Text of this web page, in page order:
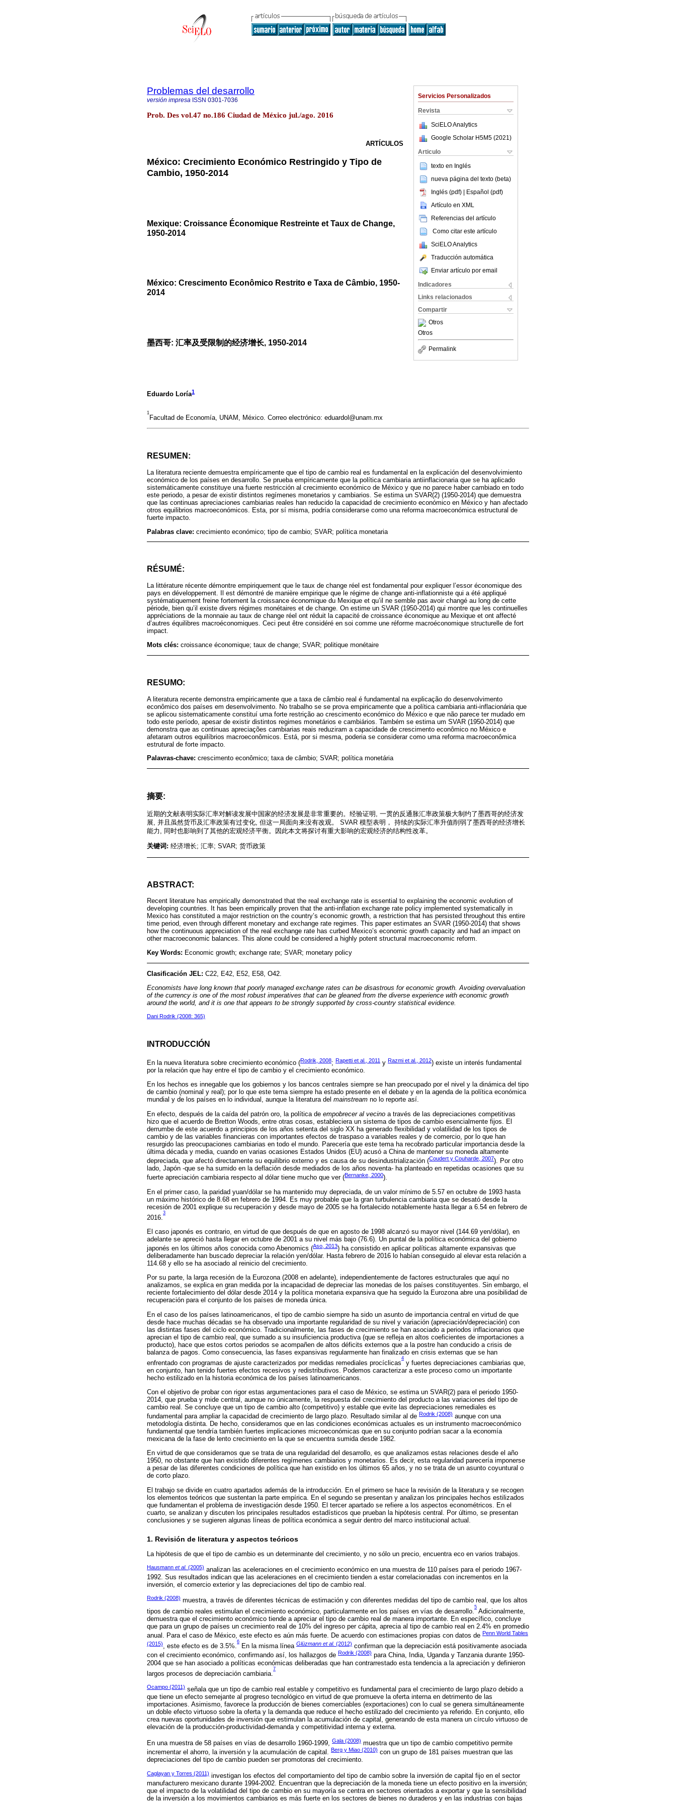
Servicios Personalizados
Revista
SciELO Analytics
Google Scholar H5M5 (2021 )
Articulo
texto en Inglés
nueva página del texto (beta)
Inglés (pdf) | Español (pdf)
Artículo en XML
Referencias del artículo
Como citar este artículo
SciELO Analytics
Traducción automática
Enviar artículo por email
Indicadores
Links relacionados
Compartir
Otros
Otros
Permalink
Problemas del desarrollo
versión impresa ISSN 0301-7036
Prob. Des vol.47 no.186 Ciudad de México jul./ago. 2016
ARTÍCULOS
México: Crecimiento Económico Restringido y Tipo de
Cambio, 1950-2014
Mexique: Croissance Économique Restreinte et Taux de Change,
1950-2014
México: Crescimento Econômico Restrito e Taxa de Câmbio, 1950-
2014
墨西哥: 汇率及受限制的经济增长, 1950-2014
Eduardo Loría1
1
Facultad de Economía, UNAM, México. Correo electrónico: eduardol@unam.mx
RESUMEN:
La literatura reciente demuestra empíricamente que el tipo de cambio real es fundamental en la explicación del desenvolvimiento
económico de los países en desarrollo. Se prueba empíricamente que la política cambiaria antiinflacionaria que se ha aplicado
sistemáticamente constituye una fuerte restricción al crecimiento económico de México y que no parece haber cambiado en todo
este periodo, a pesar de existir distintos regímenes monetarios y cambiarios. Se estima un SVAR(2) (1950-2014) que demuestra
que las continuas apreciaciones cambiarias reales han reducido la capacidad de crecimiento económico en México y han afectado
otros equilibrios macroeconómicos. Esta, por sí misma, podría considerarse como una reforma macroeconómica estructural de
fuerte impacto.
Palabras clave: crecimiento económico; tipo de cambio; SVAR; política monetaria
RÉSUMÉ:
La littérature récente démontre empiriquement que le taux de change réel est fondamental pour expliquer l’essor économique des
pays en développement. Il est démontré de manière empirique que le régime de change anti-inflationniste qui a été appliqué
systématiquement freine fortement la croissance économique du Mexique et qu’il ne semble pas avoir changé au long de cette
période, bien qu’il existe divers régimes monétaires et de change. On estime un SVAR (1950-2014) qui montre que les continuelles
appréciations de la monnaie au taux de change réel ont réduit la capacité de croissance économique au Mexique et ont affecté
d’autres équilibres macroéconomiques. Ceci peut être considéré en soi comme une réforme macroéconomique structurelle de fort
impact.
Mots clés: croissance économique; taux de change; SVAR; politique monétaire
RESUMO:
A literatura recente demonstra empiricamente que a taxa de câmbio real é fundamental na explicação do desenvolvimento
econômico dos países em desenvolvimento. No trabalho se se prova empiricamente que a política cambiaria anti-inflacionária que
se aplicou sistematicamente constituí uma forte restrição ao crescimento económico do México e que não parece ter mudado em
todo este período, apesar de existir distintos regimes monetários e cambiários. Também se estima um SVAR (1950-2014) que
demonstra que as continuas apreciações cambiarias reais reduziram a capacidade de crescimento econômico no México e
afetaram outros equilíbrios macroeconômicos. Está, por si mesma, poderia se considerar como uma reforma macroeconômica
estrutural de forte impacto.
Palavras-chave: crescimento econômico; taxa de câmbio; SVAR; política monetária
摘要:
近期的文献表明实际汇率对解读发展中国家的经济发展是非常重要的。经验证明, 一贯的反通胀汇率政策极大制约了墨西哥的经济发
展, 并且虽然货币及汇率政策有过变化, 但这一局面向来没有改观。 SVAR 模型表明， 持续的实际汇率升值削弱了墨西哥的经济增长
能力, 同时也影响到了其他的宏观经济平衡。因此本文将探讨有重大影响的宏观经济的结构性改革。
关键词: 经济增长; 汇率; SVAR; 货币政策
ABSTRACT:
Recent literature has empirically demonstrated that the real exchange rate is essential to explaining the economic evolution of
developing countries. It has been empirically proven that the anti-inflation exchange rate policy implemented systematically in
Mexico has constituted a major restriction on the country’s economic growth, a restriction that has persisted throughout this entire
time period, even through different monetary and exchange rate regimes. This paper estimates an SVAR (1950-2014) that shows
how the continuous appreciation of the real exchange rate has curbed Mexico’s economic growth capacity and had an impact on
other macroeconomic balances. This alone could be considered a highly potent structural macroeconomic reform.
Key Words: Economic growth; exchange rate; SVAR; monetary policy
Clasificación JEL: C22, E42, E52, E58, O42.
Economists have long known that poorly managed exchange rates can be disastrous for economic growth. Avoiding overvaluation
of the currency is one of the most robust imperatives that can be gleaned from the diverse experience with economic growth
around the world, and it is one that appears to be strongly supported by cross-country statistical evidence.
Dani Rodrik (2008: 365)
INTRODUCCIÓN
En la nueva literatura sobre crecimiento económico (Rodrik, 2008; Rapetti et al., 2011 y Razmi et al., 2012) existe un interés fundamental
por la relación que hay entre el tipo de cambio y el crecimiento económico.
En los hechos es innegable que los gobiernos y los bancos centrales siempre se han preocupado por el nivel y la dinámica del tipo
de cambio (nominal y real); por lo que este tema siempre ha estado presente en el debate y en la agenda de la política económica
mundial y de los países en lo individual, aunque la literatura del mainstream no lo reporte así.
En efecto, después de la caída del patrón oro, la política de empobrecer al vecino a través de las depreciaciones competitivas
hizo que el acuerdo de Bretton Woods, entre otras cosas, estableciera un sistema de tipos de cambio esencialmente fijos. El
derrumbe de este acuerdo a principios de los años setenta del siglo XX ha generado flexibilidad y volatilidad de los tipos de
cambio y de las variables financieras con importantes efectos de traspaso a variables reales y de comercio, por lo que han
resurgido las preocupaciones cambiarias en todo el mundo. Parecería que este tema ha recobrado particular importancia desde la
última década y media, cuando en varias ocasiones Estados Unidos (EU) acusó a China de mantener su moneda altamente
depreciada, que afectó directamente su equilibrio externo y es causa de su desindustrialización (Coudert y Couharde, 2007). Por otro
lado, Japón -que se ha sumido en la deflación desde mediados de los años noventa- ha planteado en repetidas ocasiones que su
fuerte apreciación cambiaria respecto al dólar tiene mucho que ver (Bernanke, 2000).
En el primer caso, la paridad yuan/dólar se ha mantenido muy depreciada, de un valor mínimo de 5.57 en octubre de 1993 hasta
un máximo histórico de 8.68 en febrero de 1994. Es muy probable que la gran turbulencia cambiaria que se desató desde la
recesión de 2001 explique su recuperación y desde mayo de 2005 se ha fortalecido notablemente hasta llegar a 6.54 en febrero de
2016.
3
El caso japonés es contrario, en virtud de que después de que en agosto de 1998 alcanzó su mayor nivel (144.69 yen/dólar), en
adelante se apreció hasta llegar en octubre de 2001 a su nivel más bajo (76.6). Un puntal de la política económica del gobierno
japonés en los últimos años conocida como Abenomics (Aso, 2013) ha consistido en aplicar políticas altamente expansivas que
deliberadamente han buscado depreciar la relación yen/dólar. Hasta febrero de 2016 lo habían conseguido al elevar esta relación a
114.68 y ello se ha asociado al reinicio del crecimiento.
Por su parte, la larga recesión de la Eurozona (2008 en adelante), independientemente de factores estructurales que aquí no
analizamos, se explica en gran medida por la incapacidad de depreciar las monedas de los países constituyentes. Sin embargo, el
reciente fortalecimiento del dólar desde 2014 y la política monetaria expansiva que ha seguido la Eurozona abre una posibilidad de
recuperación para el conjunto de los países de moneda única.
En el caso de los países latinoamericanos, el tipo de cambio siempre ha sido un asunto de importancia central en virtud de que
desde hace muchas décadas se ha observado una importante regularidad de su nivel y variación (apreciación/depreciación) con
las distintas fases del ciclo económico. Tradicionalmente, las fases de crecimiento se han asociado a periodos inflacionarios que
aprecian el tipo de cambio real, que sumado a su insuficiencia productiva (que se refleja en altos coeficientes de importaciones a
producto), hace que estos cortos periodos se acompañen de altos déficits externos que a la postre han conducido a crisis de
balanza de pagos. Como consecuencia, las fases expansivas regularmente han finalizado en crisis externas que se han
enfrentado con programas de ajuste caracterizados por medidas remediales procíclicas
4
y fuertes depreciaciones cambiarias que,
en conjunto, han tenido fuertes efectos recesivos y redistributivos. Podemos caracterizar a este proceso como un importante
hecho estilizado en la historia económica de los países latinoamericanos.
Con el objetivo de probar con rigor estas argumentaciones para el caso de México, se estima un SVAR(2) para el periodo 1950-
2014, que prueba y mide central, aunque no únicamente, la respuesta del crecimiento del producto a las variaciones del tipo de
cambio real. Se concluye que un tipo de cambio alto (competitivo) y estable que evite las depreciaciones remediales es
fundamental para ampliar la capacidad de crecimiento de largo plazo. Resultado similar al de Rodrik (2008) aunque con una
metodología distinta. De hecho, consideramos que en las condiciones económicas actuales es un instrumento macroeconómico
fundamental que tendría también fuertes implicaciones microeconómicas que en su conjunto podrían sacar a la economía
mexicana de la fase de lento crecimiento en la que se encuentra sumida desde 1982.
En virtud de que consideramos que se trata de una regularidad del desarrollo, es que analizamos estas relaciones desde el año
1950, no obstante que han existido diferentes regímenes cambiarios y monetarios. Es decir, esta regularidad parecería imponerse
a pesar de las diferentes condiciones de política que han existido en los últimos 65 años, y no se trata de un asunto coyuntural o
de corto plazo.
El trabajo se divide en cuatro apartados además de la introducción. En el primero se hace la revisión de la literatura y se recogen
los elementos teóricos que sustentan la parte empírica. En el segundo se presentan y analizan los principales hechos estilizados
que fundamentan el problema de investigación desde 1950. El tercer apartado se refiere a los aspectos econométricos. En el
cuarto, se analizan y discuten los principales resultados estadísticos que prueban la hipótesis central. Por último, se presentan
conclusiones y se sugieren algunas líneas de política económica a seguir dentro del marco institucional actual.
1. Revisión de literatura y aspectos teóricos
La hipótesis de que el tipo de cambio es un determinante del crecimiento, y no sólo un precio, encuentra eco en varios trabajos.
Hausmann et al. (2005) analizan las aceleraciones en el crecimiento económico en una muestra de 110 países para el periodo 1967-
1992. Sus resultados indican que las aceleraciones en el crecimiento tienden a estar correlacionadas con incrementos en la
inversión, el comercio exterior y las depreciaciones del tipo de cambio real.
Rodrik (2008) muestra, a través de diferentes técnicas de estimación y con diferentes medidas del tipo de cambio real, que los altos
tipos de cambio reales estimulan el crecimiento económico, particularmente en los países en vías de desarrollo.
5
Adicionalmente,
demuestra que el crecimiento económico tiende a apreciar el tipo de cambio real de manera importante. En específico, concluye
que para un grupo de países un crecimiento real de 10% del ingreso per cápita, aprecia al tipo de cambio real en 2.4% en promedio
anual. Para el caso de México, este efecto es aún más fuerte. De acuerdo con estimaciones propias con datos de Penn World Tables
(2015), este efecto es de 3.5%.
6
En la misma línea Glüzmann et al. (2012) confirman que la depreciación está positivamente asociada
con el crecimiento económico, confirmando así, los hallazgos de Rodrik (2008) para China, India, Uganda y Tanzania durante 1950-
2004 que se han asociado a políticas económicas deliberadas que han contrarrestado esta tendencia a la apreciación y definieron
largos procesos de depreciación cambiaria.
7
Ocampo (2011) señala que un tipo de cambio real estable y competitivo es fundamental para el crecimiento de largo plazo debido a
que tiene un efecto semejante al progreso tecnológico en virtud de que promueve la oferta interna en detrimento de las
importaciones. Asimismo, favorece la producción de bienes comerciables (exportaciones) con lo cual se genera simultáneamente
un doble efecto virtuoso sobre la oferta y la demanda que reduce el hecho estilizado del crecimiento ya referido. En conjunto, ello
crea nuevas oportunidades de inversión que estimulan la acumulación de capital, generando de esta manera un círculo virtuoso de
elevación de la producción-productividad-demanda y competitividad interna y externa.
En una muestra de 58 países en vías de desarrollo 1960-1999, Gala (2008) muestra que un tipo de cambio competitivo permite
incrementar el ahorro, la inversión y la acumulación de capital. Berg y Miao (2010) con un grupo de 181 países muestran que las
depreciaciones del tipo de cambio pueden ser promotoras del crecimiento.
Caglayan y Torres (2011) investigan los efectos del comportamiento del tipo de cambio sobre la inversión de capital fijo en el sector
manufacturero mexicano durante 1994-2002. Encuentran que la depreciación de la moneda tiene un efecto positivo en la inversión;
que el impacto de la volatilidad del tipo de cambio en su mayoría se centra en sectores orientados a exportar y que la sensibilidad
de la inversión a los movimientos cambiarios es más fuerte en los sectores de bienes no duraderos y en las industrias con bajas